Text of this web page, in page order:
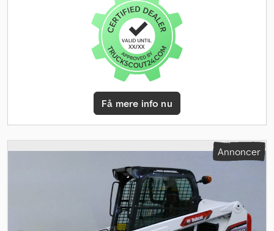
med skydemekanisme, DØR, ROPS / FOPS, SEARS komfortsæde,
visker, varme / ventilation, ARBEJDSLYS (for/bag/arm), løfte- og
transportøjer. Transportmål: længde: ca. 5.561 mm, bredde: ca.
2.010 mm, højde: ca. 2.566 mm. ∗∗∗ FINANSIERING MULIG /
VERDENSOMSPÆNDENDE TRANSPORT TIL GODE PRISER / VED
EKSPORT BETALER DU KUN NETTOBELØBET (!) ∗∗∗ © pb
Få mere info nu
Annoncer